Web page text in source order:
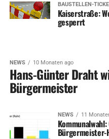
BAUSTELLEN-
Kaiserstraße:
gesperrt
NEWS 10 Monaten ago
Hans-Günter Draht
Bürgermeister
NEWS 11